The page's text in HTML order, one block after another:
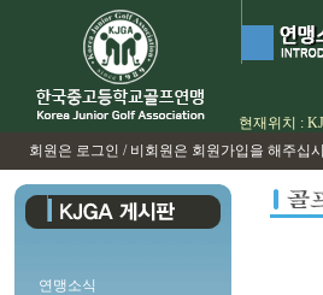
회원은 로그인 / 비회원은 회원가입을 해주십
현재위치 :
연맹소식